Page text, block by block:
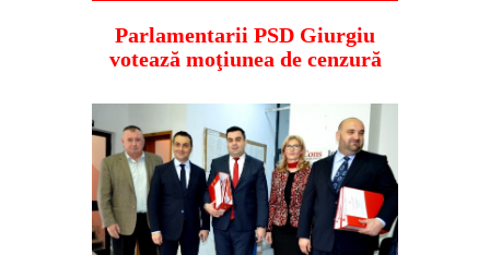
economic, editoriale giurgiu, dezvaluiri,
soc, cancan, stiri locale
Parlamentarii PSD Giurgiu
votează moţiunea de cenzură